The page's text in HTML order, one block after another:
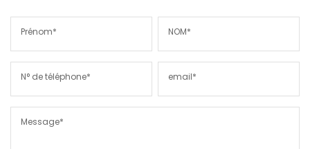
Prénom* NOM*
N° de téléphone* email*
Message*